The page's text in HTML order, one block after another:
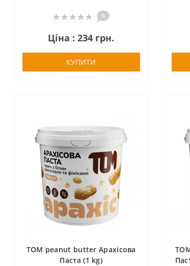
0
Ціна : 234 грн.
КУПИТИ
TOM peanut butter Арахісова
Паста (1 kg)